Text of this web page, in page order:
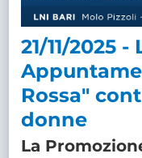
21/11/2025 -
Rossa"
donne
La